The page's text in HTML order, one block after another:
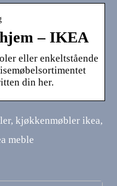
– IKEA
eller enkeltstående
din her.
kjøkkenmøbler ikea,
meble